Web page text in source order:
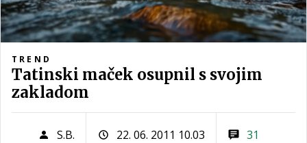
TREND
Tatinski maček osupnil s svojim
zakladom
S.B. 22. 06. 2011 10.03 31